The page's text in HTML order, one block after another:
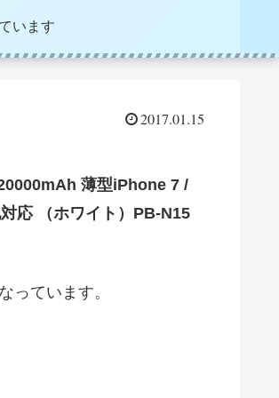
います
2017.01.15
薄型iPhone 7 /
応 （ホワイト）PB-N15
っています。